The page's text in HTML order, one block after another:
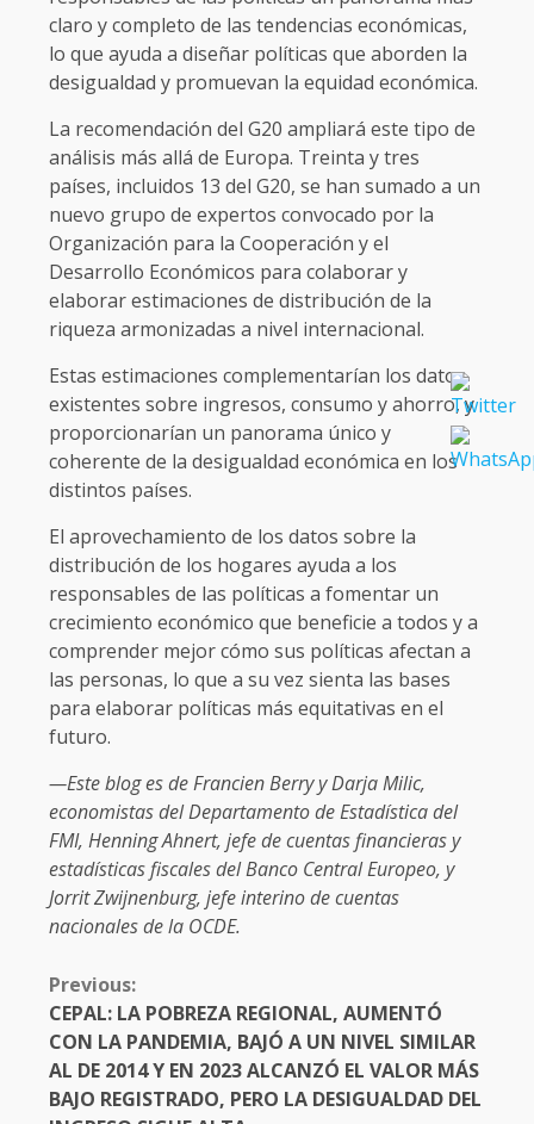
claro y completo de las tendencias económicas,
lo que ayuda a diseñar políticas que aborden la
desigualdad y promuevan la equidad económica.
La recomendación del G20 ampliará este tipo de
análisis más allá de Europa. Treinta y tres
países, incluidos 13 del G20, se han sumado a un
nuevo grupo de expertos convocado por la
Organización para la Cooperación y el
Desarrollo Económicos para colaborar y
elaborar estimaciones de distribución de la
riqueza armonizadas a nivel internacional.
Estas estimaciones complementarían los datos
existentes sobre ingresos, consumo y ahorro, y
proporcionarían un panorama único y
coherente de la desigualdad económica en los
distintos países.
El aprovechamiento de los datos sobre la
distribución de los hogares ayuda a los
responsables de las políticas a fomentar un
crecimiento económico que beneficie a todos y a
comprender mejor cómo sus políticas afectan a
las personas, lo que a su vez sienta las bases
para elaborar políticas más equitativas en el
futuro.
—Este blog es de Francien Berry y Darja Milic,
economistas del Departamento de Estadística del
FMI, Henning Ahnert, jefe de cuentas financieras y
estadísticas fiscales del Banco Central Europeo, y
Jorrit Zwijnenburg, jefe interino de cuentas
nacionales de la OCDE.
CONTINUE
READING
Previous:
CEPAL: LA POBREZA REGIONAL, AUMENTÓ
CON LA PANDEMIA, BAJÓ A UN NIVEL SIMILAR
AL DE 2014 Y EN 2023 ALCANZÓ EL VALOR MÁS
BAJO REGISTRADO, PERO LA DESIGUALDAD DEL